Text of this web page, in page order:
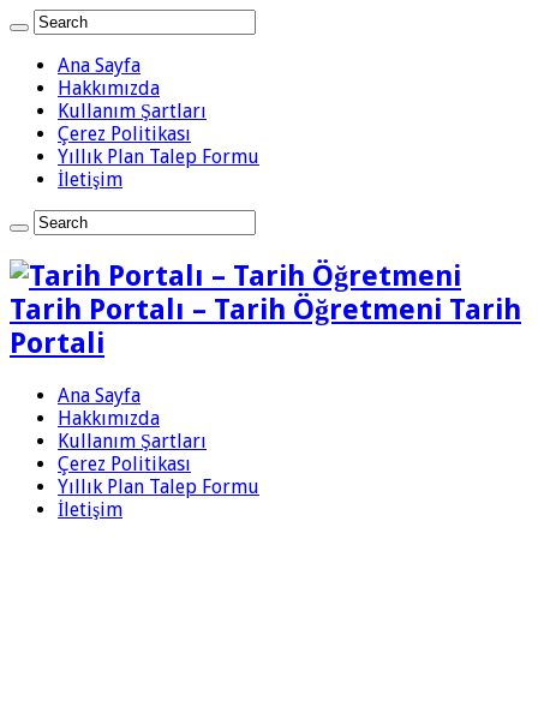
Ana Sayfa
Hakkımızda
Kullanım Şartları
Çerez Politikası
Yıllık Plan Talep Formu
İletişim
Tarih Portalı – Tarih Öğretmeni Tarih
Portali
Ana Sayfa
Hakkımızda
Kullanım Şartları
Çerez Politikası
Yıllık Plan Talep Formu
İletişim